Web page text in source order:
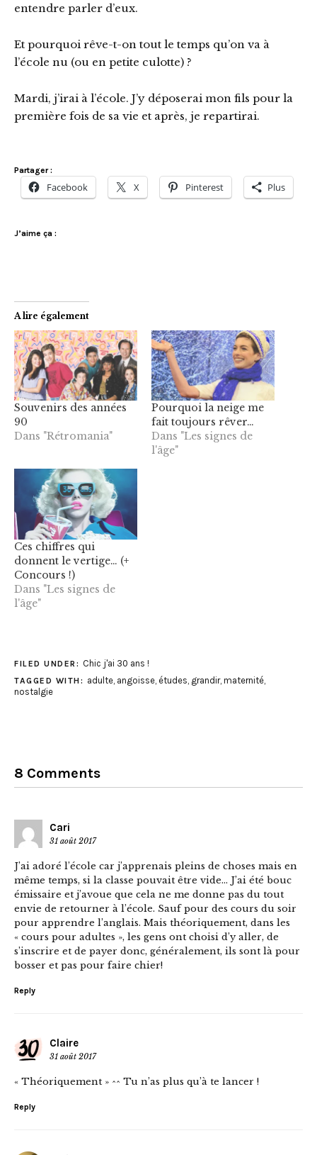
entendre parler d’eux.
Et pourquoi rêve-t-on tout le temps qu’on va à
l’école nu (ou en petite culotte) ?
Mardi, j’irai à l’école. J’y déposerai mon fils pour la
première fois de sa vie et après, je repartirai.
Partager :
Facebook X Pinterest Plus
J’aime ça :
A lire également
Souvenirs des années
90
Dans "Rétromania"
Pourquoi la neige me
fait toujours rêver…
Dans "Les signes de
l'âge"
Ces chiffres qui
donnent le vertige… (+
Concours !)
Dans "Les signes de
l'âge"
FILED UNDER: Chic j'ai 30 ans !
TAGGED WITH: adulte, angoisse, études grandir, maternité,
nostalgie
8 Comments
Cari
31 août 2017
J’ai adoré l’école car j’apprenais pleins de choses mais en
même temps, si la classe pouvait être vide… J’ai été bouc
émissaire et j’avoue que cela ne me donne pas du tout
envie de retourner à l’école. Sauf pour des cours du soir
pour apprendre l’anglais. Mais théoriquement, dans les
« cours pour adultes », les gens ont choisi d’y aller, de
s’inscrire et de payer donc, généralement, ils sont là pour
bosser et pas pour faire chier!
Reply
Claire
31 août 2017
« Théoriquement » ^^ Tu n’as plus qu’à te lancer !
Reply